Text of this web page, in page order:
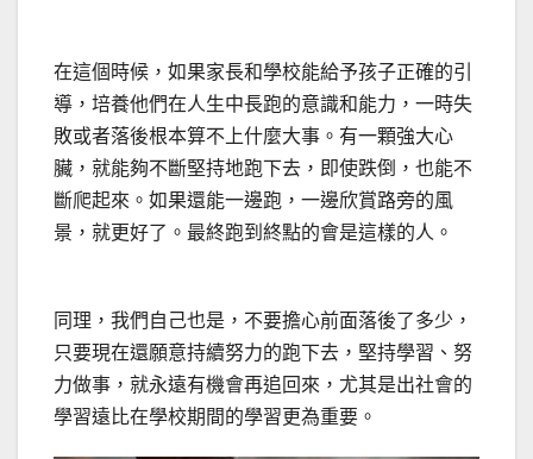
在這個時候，如果家長和學校能給予孩子正確的引
導，培養他們在人生中長跑的意識和能力，一時失
敗或者落後根本算不上什麼大事。有一顆強大心
臟，就能夠不斷堅持地跑下去，即使跌倒，也能不
斷爬起來。如果還能一邊跑，一邊欣賞路旁的風
景，就更好了。最終跑到終點的會是這樣的人。
同理，我們自己也是，不要擔心前面落後了多少，
只要現在還願意持續努力的跑下去，堅持學習、努
力做事，就永遠有機會再追回來，尤其是出社會的
學習遠比在學校期間的學習更為重要。